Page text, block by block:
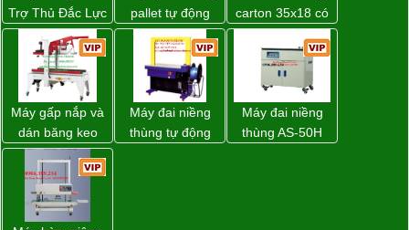
Trợ Thủ Đắc Lực
Cho Mọi Doanh
Nghiệp Trong
Khâu Đóng Gói
pallet tự động
WP-55 chính
hãng Wellpack
giá tốt
carton 35x18 có
sẵn giá rẻ toàn
quốc
Máy gấp nắp và
dán băng keo
thùng carton tự
động WP-5050F
giá rẻ
Máy đai niềng
thùng tự động
Máy đai niềng
thùng AS-50H